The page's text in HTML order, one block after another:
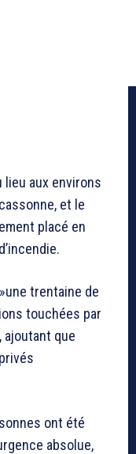
lieu aux environs
et le
placé en
trentaine de
touchées par
ajoutant que
ont été
absolue,